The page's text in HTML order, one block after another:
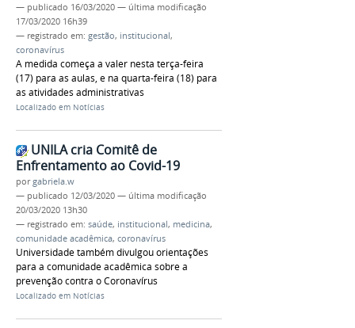
— publicado 16/03/2020 — última modificação
17/03/2020 16h39
— registrado em: gestão, institucional,
coronavírus
A medida começa a valer nesta terça-feira
(17) para as aulas, e na quarta-feira (18) para
as atividades administrativas
Localizado em Notícias
UNILA cria Comitê de
Enfrentamento ao Covid-19
porgabriela.w
— publicado 12/03/2020 — última modificação
20/03/2020 13h30
— registrado em: saúde, institucional, medicina,
comunidade acadêmica, coronavírus
Universidade também divulgou orientações
para a comunidade acadêmica sobre a
prevenção contra o Coronavírus
Localizado em Notícias